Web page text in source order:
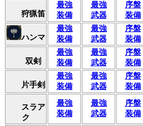
狩猟笛
最強
装備
最強
武器
序盤
装備
ハンマ
最強
装備
最強
武器
序盤
装備
双剣
最強
装備
最強
武器
序盤
装備
片手剣
最強
装備
最強
武器
序盤
装備
スラア
ク
最強
装備
最強
武器
序盤
装備